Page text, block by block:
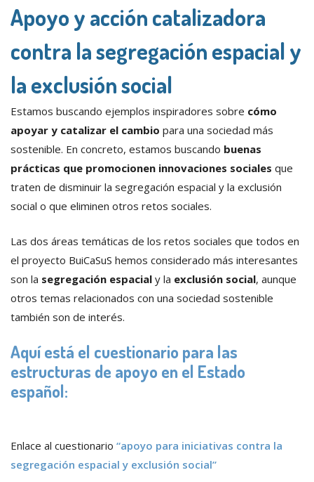
Apoyo y acción catalizadora
contra la segregación espacial y
la exclusión social
Estamos buscando ejemplos inspiradores sobre cómo
apoyar y catalizar el cambio para una sociedad más
sostenible. En concreto, estamos buscando buenas
prácticas que promocionen innovaciones sociales que
traten de disminuir la segregación espacial y la exclusión
social o que eliminen otros retos sociales.
Las dos áreas temáticas de los retos sociales que todos en
el proyecto BuiCaSuS hemos considerado más interesantes
son la segregación espacial y la exclusión social, aunque
otros temas relacionados con una sociedad sostenible
también son de interés.
Aquí está el cuestionario para las
estructuras de apoyo en el Estado
español:
Enlace al cuestionario “apoyo para iniciativas contra la
segregación espacial y exclusión social”